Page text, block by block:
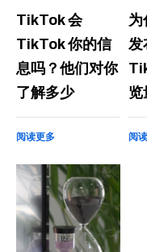
TikTok 会
TikTok 你的信
息吗？他们对你
了解多少
阅读更多
发
览
阅